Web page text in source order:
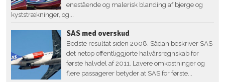
enestående og malerisk blanding af bjerge og
kyststrækninger, og...
SAS med overskud
Bedste resultat siden 2008. Sådan beskriver SAS
det netop offentliggjorte halvårsregnskab for
første halvdel af 2011. Lavere omkostninger og
flere passagerer betyder at SAS for første...